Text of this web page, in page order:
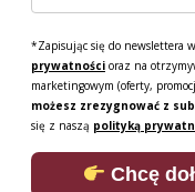
*Zapisując się do newslettera
prywatności oraz na
marketingowym (oferty,
możesz zrezygnować z
się z naszą polityką
Chcę